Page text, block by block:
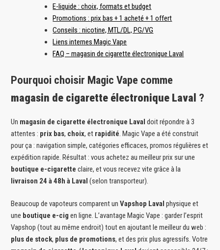
E-liquide : choix, formats et budget
Promotions : prix bas + 1 acheté + 1 offert
Conseils : nicotine, MTL/DL, PG/VG
Liens internes Magic Vape
FAQ – magasin de cigarette électronique Laval
Pourquoi choisir Magic Vape comme
magasin de cigarette électronique Laval ?
Un magasin de cigarette électronique Laval doit répondre à 3
attentes : prix bas, choix, et rapidité. Magic Vape a été construit
pour ça : navigation simple, catégories efficaces, promos régulières et
expédition rapide. Résultat : vous achetez au meilleur prix sur une
boutique e-cigarette claire, et vous recevez vite grâce à la
livraison 24 à 48h à Laval (selon transporteur).
Beaucoup de vapoteurs comparent unVapshop Laval physique et
une boutique e-cig en ligne. L’avantage Magic Vape : garder l’esprit
Vapshop (tout au même endroit) tout en ajoutant le meilleur du web :
plus de stock, plus de promotions, et des prix plus agressifs. Votre